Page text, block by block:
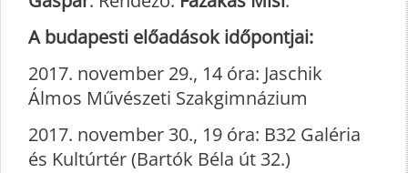
A budapesti előadások időpontjai:
2017. november 29., 14 óra: Jaschik
Álmos Művészeti Szakgimnázium
2017. november 30., 19 óra: B32 Galéria
és Kultúrtér (Bartók Béla út 32.)